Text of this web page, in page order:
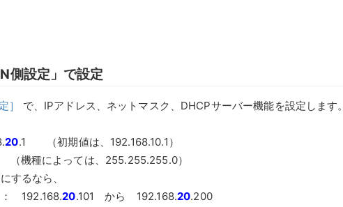
側設定」で設定
］
で、IPアドレス、ネットマスク、DHCPサーバー機能を設定します。
20.1 （初期値は、192.168.10.1）
種によっては、255.255.255.0）
するなら、
192.168.20.101 から 192.168.20.200